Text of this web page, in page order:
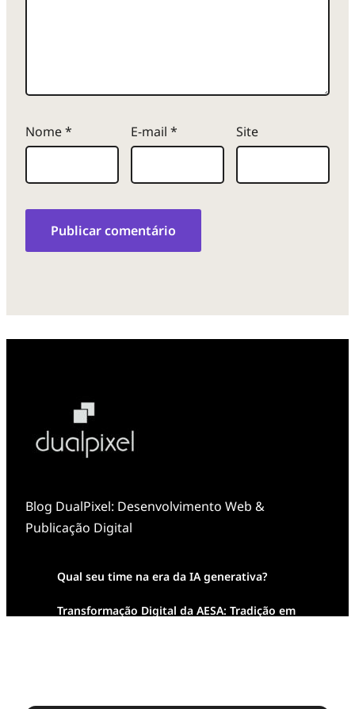
Nome* E-mail * Site
Blog DualPixel: Desenvolvimento Web &
Publicação Digital
Qual seu time na era da IA generativa?
Transformação Digital da AESA: Tradição em